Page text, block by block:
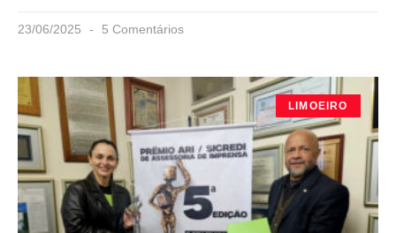
23/06/2025 5 Comentários
LIMOEIRO